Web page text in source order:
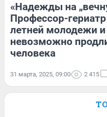
«Надежды на
Профессор-
летней молодежи
невозможно
человека
31 марта, 2025, 09:00 2 415